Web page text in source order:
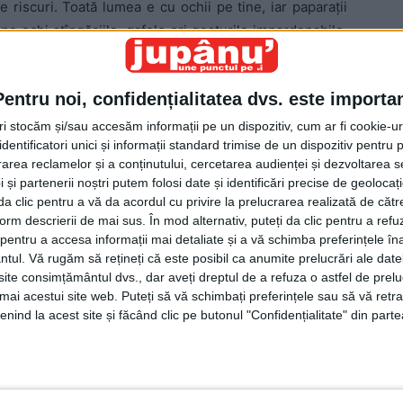
noi, confidențialitatea dvs. este
stocăm și/sau accesăm informații pe un dispozitiv, cum ar fi cookie-
unici și informații standard trimise de un dispozitiv pentru
reclamelor și a conținutului, cercetarea audienței și dezvoltarea
și partenerii noștri putem folosi date și identificări precise de
clic pentru a vă da acordul cu privire la prelucrarea realizată de
descrierii de mai sus. În mod alternativ, puteți da clic pentru a
a accesa informații mai detaliate și a vă schimba preferințele
Vă rugăm să rețineți că este posibil ca anumite prelucrări ale
consimțământul dvs., dar aveți dreptul de a refuza o astfel de
acestui site web. Puteți să vă schimbați preferințele sau să vă
la acest site și făcând clic pe butonul "Confidențialitate" din
riscuri. Toată lumea e cu ochii pe tine, iar paparaţii
ochi stîngăciile, gafele ori gesturile impardonabile.
şi comportamentul ei trebuie să fie sau măcar
Oamenii publici reprezintă, cel mai adesea,
li se cere, îndeobşte, să dea dovadă de echilibru,
Şi, cînd colo, te trezeşti că acestea se ceartă
cu un birt sătesc sau cu o toloacă unde a venit
să nu aibă şi ea o horă. Aşa se face că „povestea
anul ăsta în fosta tabără de la Bucşoaia. Norocuţul
nu s-a implicat şi fostul director al Consiliului
al scrisului cu oi, cel care, pentru prima oară
nişte biete mioare nevinovate. De data asta,
mare al României. În rest, nimic n-a ieşit din
fi cu ştaif. Pe lîngă tradiţionalii mititei şi-au făcut loc
de colesteroale, tot felul de tocăniţe, sarmale şi
alea care sînt atîta de eco încît a doua zi
Înainte de a trece la învîrtitul horei, participanţii s-